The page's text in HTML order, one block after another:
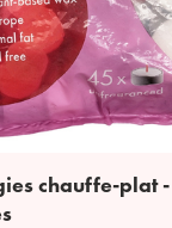
chauffe-plat -